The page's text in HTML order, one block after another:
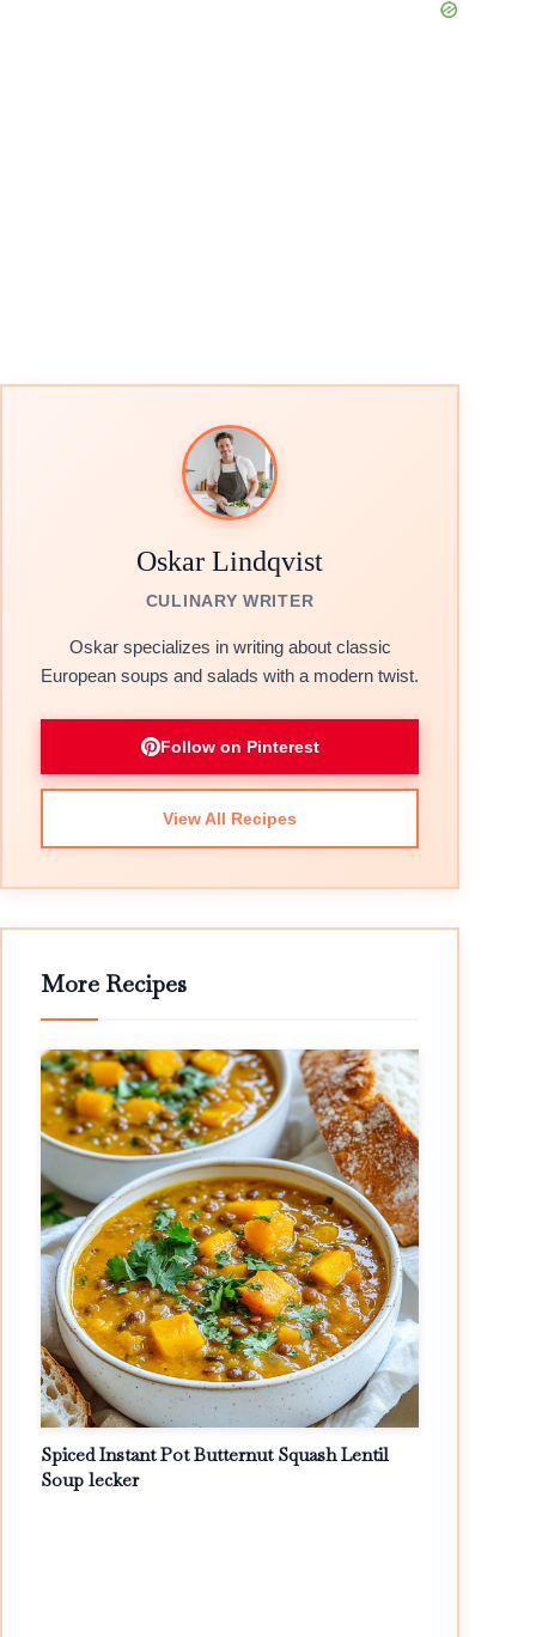
Oskar Lindqvist
CULINARY WRITER
Oskar specializes in writing about classic
European soups and salads with a modern twist.
Follow on Pinterest
View All Recipes
More Recipes
Spiced Instant Pot Butternut Squash Lentil
Soup lecker